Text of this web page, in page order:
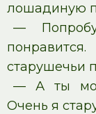
лошадиную
—
старушечьи
— А ты
Очень я